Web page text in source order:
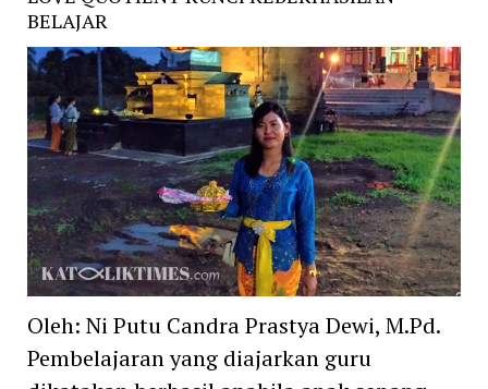
BELAJAR
Oleh: Ni Putu Candra Prastya Dewi, M.Pd.
Pembelajaran yang diajarkan guru